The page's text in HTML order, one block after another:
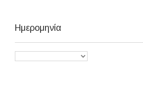
Ημερομηνία